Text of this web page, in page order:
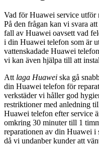
Vad för Huawei service
På den frågan kan vi svara
fall av Huawei oavsett vad
i din Huawei telefon som är
vattenskadade Huawei
vi kan även hjälpa till att
Att laga Huawei ska gå
din Huawei telefon för
verkstäder vi håller god
restriktioner med anledning
Huawei telefon efter service
omkring 30 minuter till 1
reparationen av din Huawei i
då vi undanber kunder att